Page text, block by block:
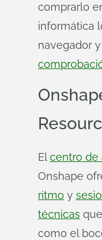
comprarlo
informática
navegador
Elcentro de
Onshape
ritmo y
técnicas
como el